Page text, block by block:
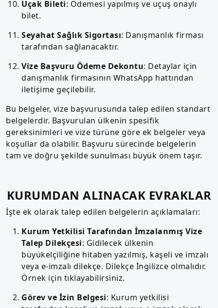
Uçak Bileti: Ödemesi yapılmış ve uçuş onaylı
bilet.
Seyahat Sağlık Sigortası: Danışmanlık firması
tarafından sağlanacaktır.
Vize Başvuru Ödeme Dekontu: Detaylar için
danışmanlık firmasının WhatsApp hattından
iletişime geçilebilir.
Bu belgeler, vize başvurusunda talep edilen standart
belgelerdir. Başvurulan ülkenin spesifik
gereksinimleri ve vize türüne göre ek belgeler veya
koşullar da olabilir. Başvuru sürecinde belgelerin
tam ve doğru şekilde sunulması büyük önem taşır.
KURUMDAN ALINACAK EVRAKLAR
İşte ek olarak talep edilen belgelerin açıklamaları:
Kurum Yetkilisi Tarafından İmzalanmış Vize
Talep Dilekçesi: Gidilecek ülkenin
büyükelçiliğine hitaben yazılmış, kaşeli ve imzalı
veya e-imzalı dilekçe. Dilekçe İngilizce olmalıdır.
Örnek için tıklayabilirsiniz.
Görev ve İzin Belgesi: Kurum yetkilisi